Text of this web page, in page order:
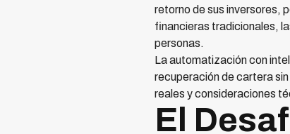
retorno de sus inversores,
financieras tradicionales,
personas.
La automatización con
recuperación de cartera
reales y consideraciones
El